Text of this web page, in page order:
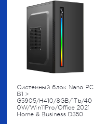
Системный блок Nano PC
B1 >
G5905/H410/8GB/1Tb/40
0W/Win11Pro/Office 2021
Home & Business D350